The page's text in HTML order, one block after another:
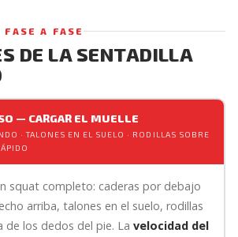
A FASE
DE LA SENTADILLA
— CARGAR EL MUELLE
· TALONES EN EL SUELO · RODILLAS SOBRE
squat completo: caderas por debajo
arriba, talones en el suelo, rodillas
de los dedos del pie. La velocidad del